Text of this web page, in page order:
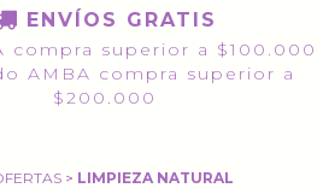
ENVÍOS GRATIS
compra superior a $100.000
AMBA compra superior a
$200.000
> LIMPIEZA NATURAL